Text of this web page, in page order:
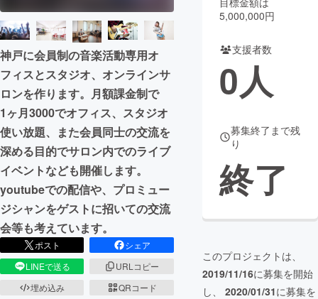
まちづくり・地域活性化
CAMPFIRE for Social Good
CAMPFIRE Creation
CAMPFIREふるさと納税
コミュニティ
神戸に会員制の音楽活動専用オ
フィスとスタジオ、オンラインサ
ロンを作ります。月額課金制で
1ヶ月3000でオフィス、スタジオ
使い放題、また会員同士の交流を
深める目的でサロン内でのライブ
イベントなども開催します。
youtubeでの配信や、プロミュー
ジシャンをゲストに招いての交流
会等も考えています。
ポスト
シェア
LINEで送る
URLコピー
埋め込み
QRコード
5,000,000円
支援者数
0人
募集終了まで残
り
終了
このプロジェクトは、
2019/11/16に募集を開始
し、 2020/01/31に募集を